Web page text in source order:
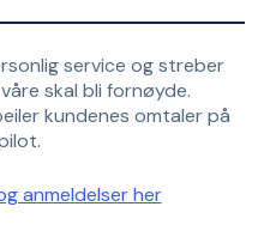
service og streber
skal bli fornøyde.
kundenes omtaler på
anmeldelser her